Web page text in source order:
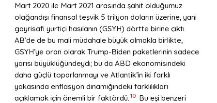
Mart 2020 ile Mart 2021 arasında şahit olduğumuz
olağandışı finansal teşvik 5 trilyon doların üzerine, yani
gayrisafi yurtiçi hasılanın (GSYH) dörtte birine çıktı.
AB’de de bu mali müdahale büyük olmakla birlikte,
GSYH’ye oran olarak Trump-Biden paketlerinin sadece
yarısı büyüklüğündeydi; bu da ABD ekonomisindeki
daha güçlü toparlanmayı ve Atlantik’in iki farklı
yakasında enflasyon dinamiğindeki farklılıkları
açıklamak için önemli bir faktördü. 10 Bu eşi benzeri